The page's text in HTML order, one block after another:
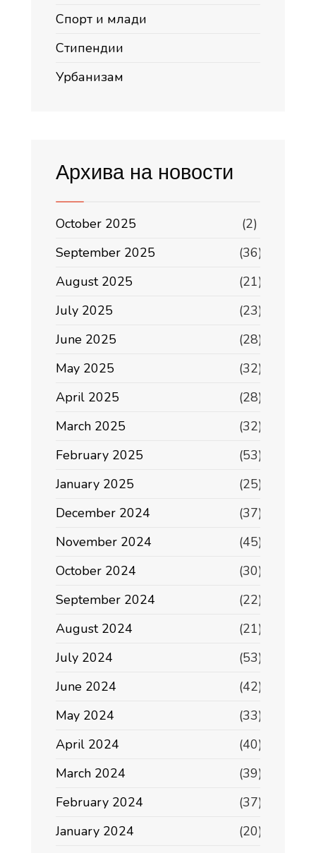
Спорт и млади
Стипендии
Урбанизам
Архива на новости
October 2025
(2)
September 2025
(36)
August 2025
(21)
July 2025
(23)
June 2025
(28)
May 2025
(32)
April 2025
(28)
March 2025
(32)
February 2025
(53)
January 2025
(25)
December 2024
(37)
November 2024
(45)
October 2024
(30)
September 2024
(22)
August 2024
(21)
July 2024
(53)
June 2024
(42)
May 2024
(33)
April 2024
(40)
March 2024
(39)
February 2024
(37)
January 2024
(20)